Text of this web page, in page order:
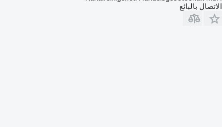
الاتصال بالبائع